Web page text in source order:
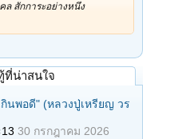
ล สักการะอย่างหนึ่ง
ที่น่าสนใจ
กินพอดี" (หลวงปู่เหรียญ วร
30 กรกฎาคม 2026